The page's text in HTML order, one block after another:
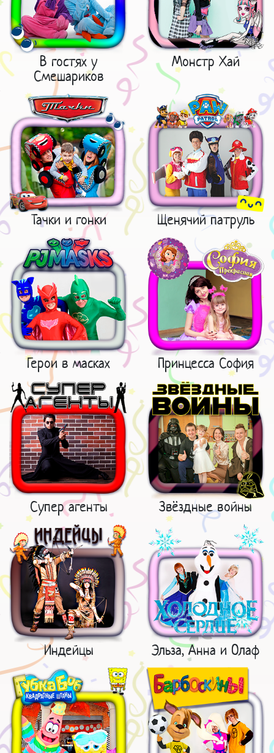
В гостях у
Смешариков
Монстр Хай
Тачки и гонки Щенячий патруль
Герои в масках Принцесса София
Супер агенты Звёздные войны
Индейцы Эльза, Анна и Олаф